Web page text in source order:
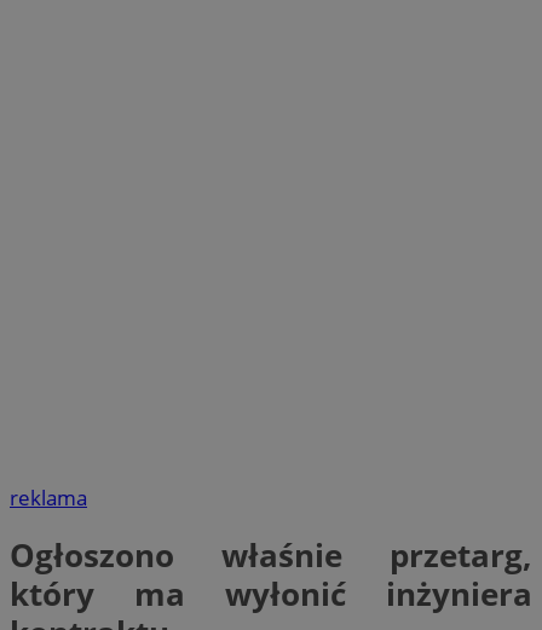
reklama
Ogłoszono właśnie przetarg,
który ma wyłonić inżyniera